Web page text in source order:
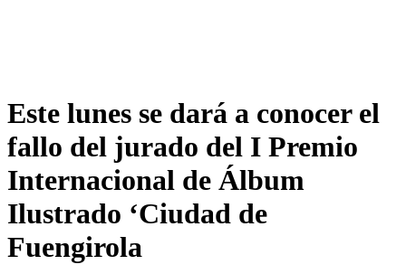
Este lunes se dará a conocer el
fallo del jurado del I Premio
Internacional de Álbum
Ilustrado ‘Ciudad de
Fuengirola